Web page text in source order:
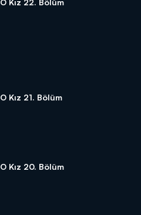
O Kız 21. Bölüm
O Kız 20. Bölüm